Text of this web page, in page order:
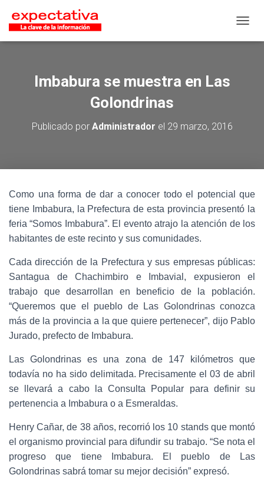
Imbabura se muestra en Las
Golondrinas
Publicado por Administrador el 29 marzo, 2016
Como una forma de dar a conocer todo el potencial que
tiene Imbabura, la Prefectura de esta provincia presentó la
feria “Somos Imbabura”. El evento atrajo la atención de los
habitantes de este recinto y sus comunidades.
Cada dirección de la Prefectura y sus empresas públicas:
Santagua de Chachimbiro e Imbavial, expusieron el
trabajo que desarrollan en beneficio de la población.
“Queremos que el pueblo de Las Golondrinas conozca
más de la provincia a la que quiere pertenecer”, dijo Pablo
Jurado, prefecto de Imbabura.
Las Golondrinas es una zona de 147 kilómetros que
todavía no ha sido delimitada. Precisamente el 03 de abril
se llevará a cabo la Consulta Popular para definir su
pertenencia a Imbabura o a Esmeraldas.
Henry Cañar, de 38 años, recorrió los 10 stands que montó
el organismo provincial para difundir su trabajo. “Se nota el
progreso que tiene Imbabura. El pueblo de Las
Golondrinas sabrá tomar su mejor decisión” expresó.